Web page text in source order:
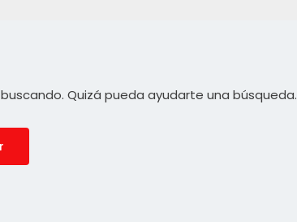
Quizá pueda ayudarte una búsqueda.